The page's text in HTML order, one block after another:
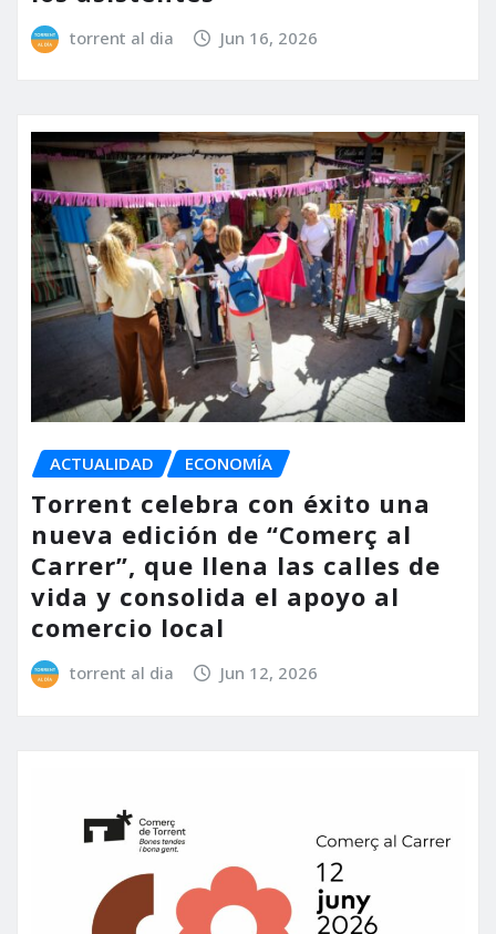
torrent al dia Jun 16, 2026
ACTUALIDAD ECONOMÍA
Torrent celebra con éxito una
nueva edición de “Comerç al
Carrer”, que llena las calles de
vida y consolida el apoyo al
comercio local
torrent al dia Jun 12, 2026